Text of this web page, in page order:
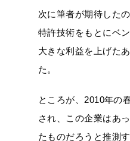
次に筆者が期待した
特許技術をもとにベ
大きな利益を上げた
た。
ところが、2010年の
され、この企業はあ
たものだろうと推測